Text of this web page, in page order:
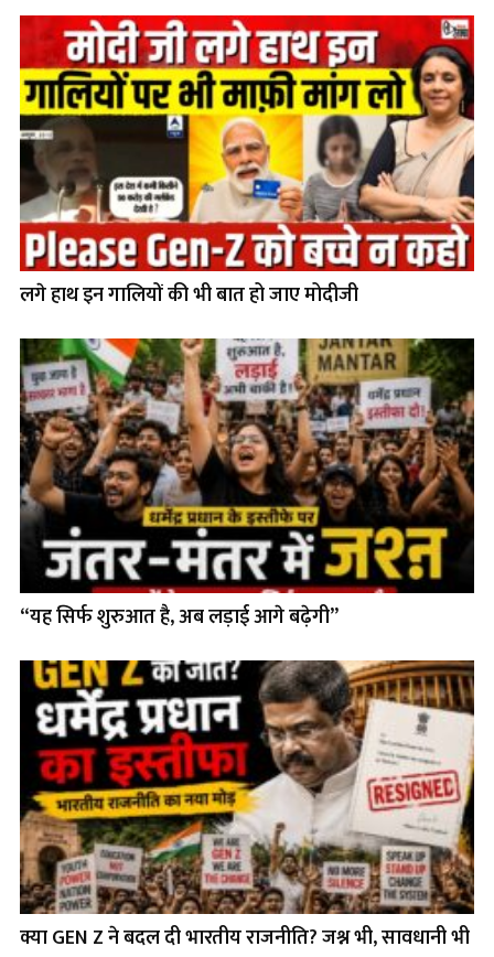
लगे हाथ इन गालियों की भी बात हो जाए मोदीजी
“यह सिर्फ शुरुआत है, अब लड़ाई आगे बढ़ेगी”
क्या GEN Z ने बदल दी भारतीय राजनीति? जश्न भी, सावधानी भी